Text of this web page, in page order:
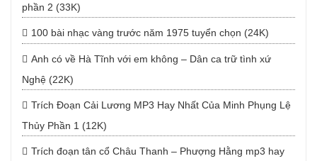
phần 2 (33K)
100 bài nhạc vàng trước năm 1975 tuyển chọn (24K)
Anh có về Hà Tĩnh với em không – Dân ca trữ tình xứ
Nghệ (22K)
Trích Đoạn Cải Lương MP3 Hay Nhất Của Minh Phụng Lệ
Thủy Phần 1 (12K)
Trích đoạn tân cổ Châu Thanh – Phượng Hằng mp3 hay